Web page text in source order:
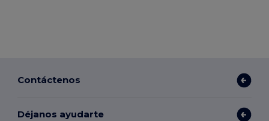
Contáctenos
Déjanos ayudarte